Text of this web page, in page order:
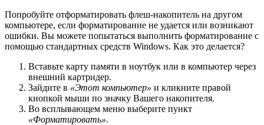
Попробуйте отформатировать флеш-накопитель на другом
компьютере, если форматирование не удается или возникают
ошибки. Вы можете попытаться выполнить форматирование с
помощью стандартных средств Windows. Как это делается?
Вставьте карту памяти в ноутбук или в компьютер через
внешний картридер.
Зайдите в «Этот компьютер» и кликните правой
кнопкой мыши по значку Вашего накопителя.
Во всплывающем меню выберите пункт
«Форматировать».